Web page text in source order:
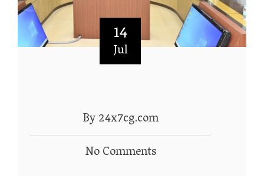
14
Jul
By 24x7cg.com
No Comments